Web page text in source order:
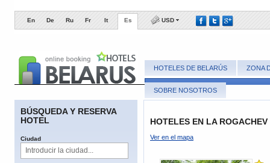
En De Ru Fr It Es USD
HOTELES DE BELARÚS ZONA
SOBRE NOSOTROS
BÚSQUEDA Y RESERVA
HOTEL
​Ciudad
HOTELES EN LA
Ver en el mapa